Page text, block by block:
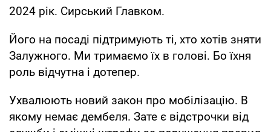
2024 рік. Сирський Главком.
Його на посаді підтримують ті, хто хотів зняти
Залужного. Ми тримаємо їх в голові. Бо їхня
роль відчутна і дотепер.
Ухвалюють новий закон про мобілізацію. В
якому немає дембеля. Зате є відстрочки від